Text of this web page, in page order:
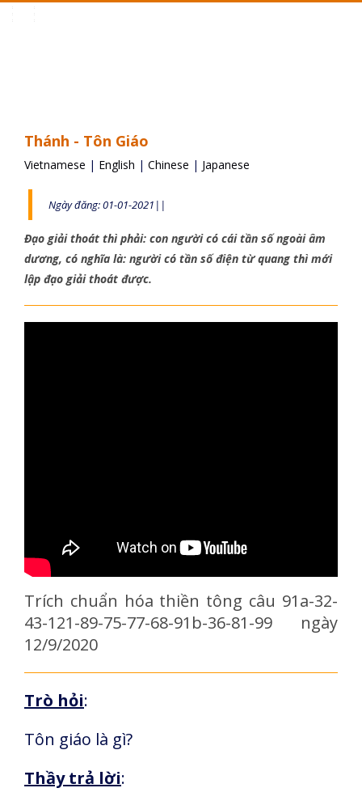
Thánh - Tôn Giáo
Vietnamese | English | Chinese | Japanese
Ngày đăng: 01-01-2021||
Đạo giải thoát thì phải: con người có cái tần số ngoài âm
dương, có nghĩa là: người có tần số điện từ quang thì mới
lập đạo giải thoát được.
Trích chuẩn hóa thiền tông câu 91a-32-
43-121-89-75-77-68-91b-36-81-99 ngày
12/9/2020
Trò hỏi:
Tôn giáo là gì?
Thầy trả lời: